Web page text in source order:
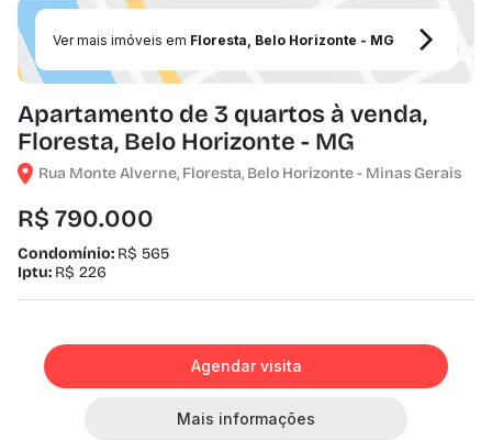
Ver mais imóveis em Floresta, Belo Horizonte - MG
Apartamento de 3 quartos à venda,
Floresta, Belo Horizonte - MG
Rua Monte Alverne, Floresta, Belo Horizonte - Minas Gerais
R$ 790.000
Condomínio: R$ 565
Iptu: R$ 226
Agendar visita
Mais informações